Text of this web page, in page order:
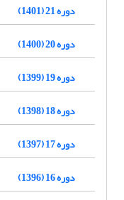
دوره 21 (1401)
دوره 20 (1400)
دوره 19 (1399)
دوره 18 (1398)
دوره 17 (1397)
دوره 16 (1396)